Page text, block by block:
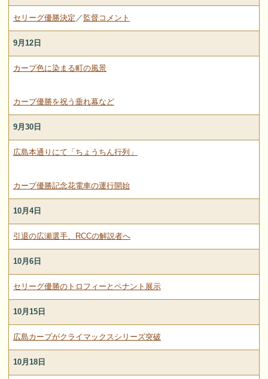
セリーグ優勝決定 ／ 監督コメント
9月12日
カープ色に染まる町の風景
カープ優勝を祝う垂れ幕など
9月30日
広島本通りにて「ちょうちん行列」
カープ優勝記念花電車の運行開始
10月4日
引退の広瀬選手、RCCの解説者へ
10月6日
セリーグ優勝のトロフィーとペナント展示
10月15日
広島カープがクライマックスシリーズ突破
10月18日